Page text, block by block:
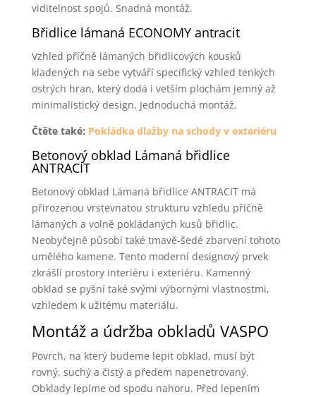
viditelnost spojů. Snadná montáž.
Břidlice lámaná ECONOMY antracit
Vzhled příčně lámaných břidlicových kousků
kladených na sebe vytváří specifický vzhled tenkých
ostrých hran, který dodá i vetším plochám jemný až
minimalistický design. Jednoduchá montáž.
Čtěte také: Pokládka dlažby na schody v exteriéru
Betonový obklad Lámaná břidlice
ANTRACIT
Betonový obklad Lámaná břidlice ANTRACIT má
přirozenou vrstevnatou strukturu vzhledu příčně
lámaných a volně pokládaných kusů břidlic.
Neobyčejně působí také tmavě-šedé zbarvení tohoto
umělého kamene. Tento moderní designový prvek
zkrášlí prostory interiéru i exteriéru. Kamenný
obklad se pyšní také svými výbornými vlastnostmi,
vzhledem k užitému materiálu.
Montáž a údržba obkladů VASPO
Povrch, na který budeme lepit obklad, musí být
rovný, suchý a čistý a předem napenetrovaný.
Obklady lepíme od spodu nahoru. Před lepením